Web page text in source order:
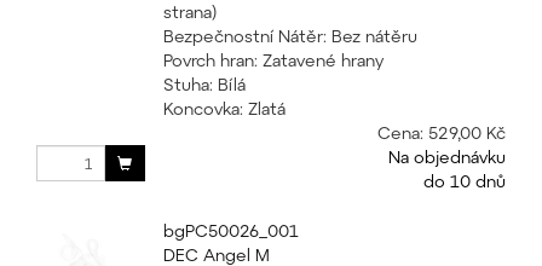
strana)
Bezpečnostní Nátěr: Bez nátěru
Povrch hran: Zatavené hrany
Stuha: Bílá
Koncovka: Zlatá
Cena: 529,00 Kč
Na objednávku
do 10 dnů
bgPC50026_001
DEC Angel M